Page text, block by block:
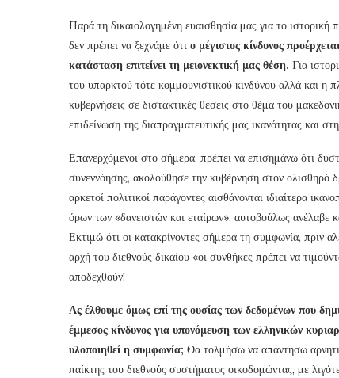
Παρά τη δικαιολογημένη ευαισθησία μας για το ιστορική
δεν πρέπει να ξεχνάμε ότι ο μέγιστος κίνδυνος
κατάσταση επιτείνει τη μειονεκτική μας θέση. Για
του υπαρκτού τότε κομμουνιστικού κινδύνου αλλά και η
κυβερνήσεις σε διστακτικές θέσεις στο θέμα του
επιδείνωση της διαπραγματευτικής μας ικανότητας και
Επανερχόμενοι στο σήμερα, πρέπει να επισημάνω ότι
συνεννόησης, ακολούθησε την κυβέρνηση στον ολισθηρό
αρκετοί πολιτικοί παράγοντες αισθάνονται ιδιαίτερα
όρων των «δανειστών και εταίρων», αυτοβούλως ανέλαβε
Εκτιμώ ότι οι κατακρίνοντες σήμερα τη συμφωνία, πριν
αρχή του διεθνούς δικαίου «οι συνθήκες πρέπει να
αποδεχθούν!
Ας έλθουμε όμως επί της ουσίας των δεδομένων που
έμμεσος κίνδυνος για υπονόμευση των ελληνικών
υλοποιηθεί η συμφωνία; Θα τολμήσω να απαντήσω
παίκτης του διεθνούς συστήματος οικοδομώντας, με